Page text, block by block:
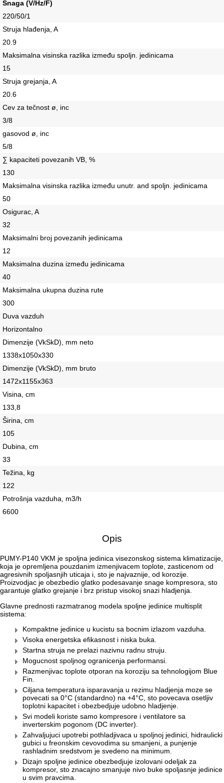
Snaga (V/Hz/F)
220/50/1
Struja hlađenja, A
20.9
Maksimalna visinska razlika između spoljn. jedinicama
15
Struja grejanja, A
20.6
Cev za tečnost ø, inc
3/8
gasovod ø, inc
5/8
∑ kapaciteti povezanih VB, %
130
Maksimalna visinska razlika između unutr. and spoljn. jedinicama
50
Osigurac, A
32
Maksimalni broj povezanih jedinicama
12
Maksimalna duzina između jedinicama
40
Maksimalna ukupna duzina rute
300
Duva vazduh
Horizontalno
Dimenzije (VkSkD), mm neto
1338x1050x330
Dimenzije (VkSkD), mm bruto
1472х1155х363
Visina, сm
133,8
Širina, сm
105
Dubina, сm
33
Težina, kg
122
Potrošnja vazduha, m3/h
6600
Opis
PUMY-P140 VKM je spoljna jedinica visezonskog sistema klimatizacije,
koja je opremljena pouzdanim izmenjivacem toplote, zasticenom od
agresivnih spoljasnjih uticaja i, sto je najvaznije, od korozije.
Proizvodjac je obezbedio glatko podesavanje snage kompresora, sto
garantuje glatko grejanje i brz pristup visokoj snazi hladjenja.
Glavne prednosti razmatranog modela spoljne jedinice multisplit
sistema:
Kompaktne jedinice u kucistu sa bocnim izlazom vazduha.
Visoka energetska efikasnost i niska buka.
Startna struja ne prelazi nazivnu radnu struju.
Mogucnost spoljnog ogranicenja performansi.
Razmenjivac toplote otporan na koroziju sa tehnologijom Blue
Fin.
Ciljana temperatura isparavanja u rezimu hladjenja moze se
povecati sa 0°C (standardno) na +4°C, sto povecava osetljiv
toplotni kapacitet i obezbedjuje udobno hladjenje.
Svi modeli koriste samo kompresore i ventilatore sa
inverterskim pogonom (DC inverter).
Zahvaljujuci upotrebi pothladjivaca u spoljnoj jedinici, hidraulicki
gubici u freonskim cevovodima su smanjeni, a punjenje
rashladnim sredstvom je svedeno na minimum.
Dizajn spoljne jedinice obezbedjuje izolovani odeljak za
kompresor, sto znacajno smanjuje nivo buke spoljasnje jedinice
u svim pravcima.